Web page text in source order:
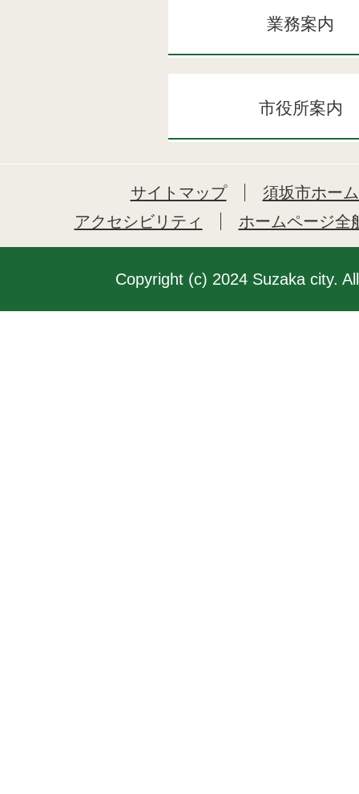
業務案内
市役所案内
サイトマップ
須坂市ホー
アクセシビリティ
ホームページ全
Copyright (c) 2024 Suzaka city.